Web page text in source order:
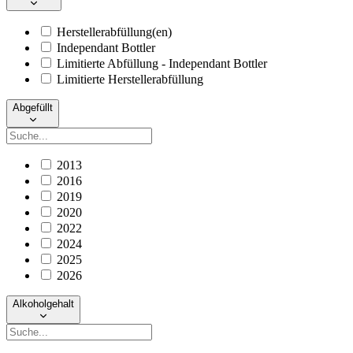
Herstellerabfüllung(en)
Independant Bottler
Limitierte Abfüllung - Independant Bottler
Limitierte Herstellerabfüllung
Abgefüllt
2013
2016
2019
2020
2022
2024
2025
2026
Alkoholgehalt